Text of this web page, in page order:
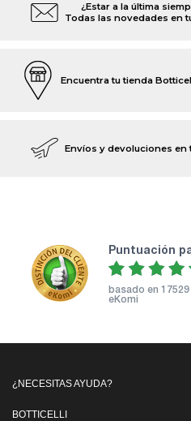
¿Estar a la última
Todas las novedades en
Encuentra tu tienda
Envíos y devoluciones en
puntuación
basado en
eKomi
¿NECESITAS AYUDA?
BOTTICELLI